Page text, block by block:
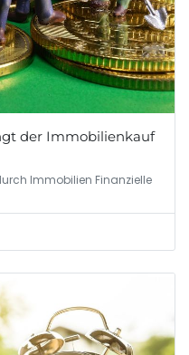
der Immobilienkauf
Immobilien Finanzielle